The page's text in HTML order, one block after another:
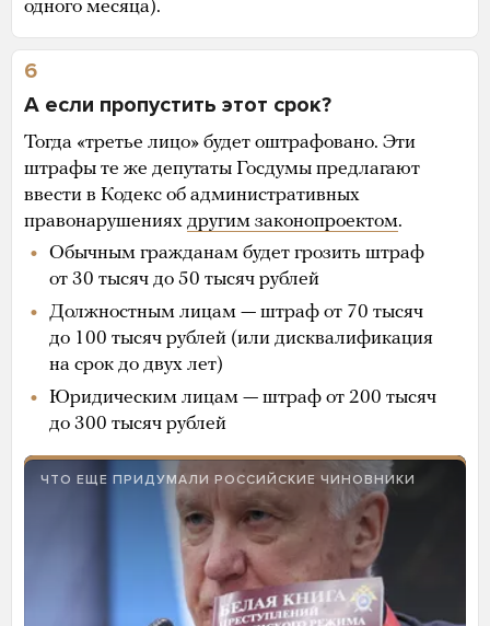
одного месяца).
6
А если пропустить этот срок?
Тогда «третье лицо» будет оштрафовано. Эти
штрафы те же депутаты Госдумы предлагают
ввести в Кодекс об административных
правонарушениях другим законопроектом.
Обычным гражданам будет грозить штраф
от 30 тысяч до 50 тысяч рублей
Должностным лицам — штраф от 70 тысяч
до 100 тысяч рублей (или дисквалификация
на срок до двух лет)
Юридическим лицам — штраф от 200 тысяч
до 300 тысяч рублей
ЧТО ЕЩЕ ПРИДУМАЛИ РОССИЙСКИЕ ЧИНОВНИКИ